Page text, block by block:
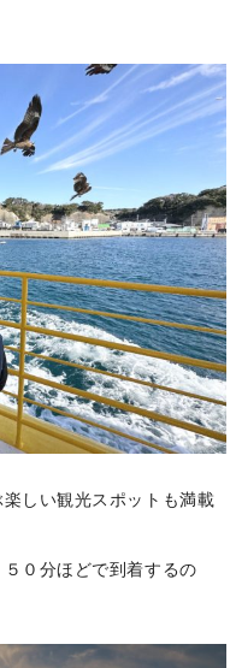
しい観光スポットも満載
０分ほどで到着するの